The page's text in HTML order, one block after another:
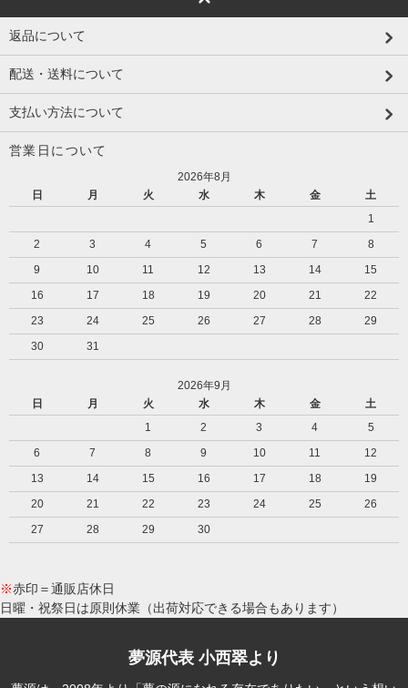
返品について
配送・送料について
支払い方法について
営業日について
2026年8月
日
月 火 水 木 金
土
1
2
3 4 5 6 7
8
9
10 11 12 13 14
15
16
17 18 19 20 21
22
23
24 25 26 27 28
29
30
31
2026年9月
日
月 火 水 木 金
土
1
2 3 4
5
6
7 8 9 10 11
12
13
14 15 16 17 18
19
20
21 22 23 24 25
26
27
28 29 30
※赤印＝通販店休日
日曜・祝祭日は原則休業（出荷対応できる場合もあります）
夢源代表 小西翠より